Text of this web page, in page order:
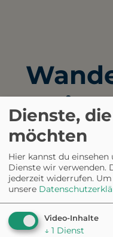
Dienste,
möchten
Hier kannst du einsehen
Dienste wir verwenden.
jederzeit widerrufen.
unsere
Video-Inhalte
↓ 1 Dienst